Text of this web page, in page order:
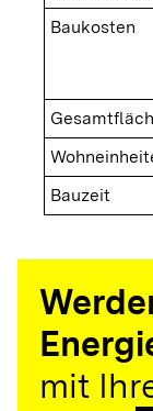
Baukosten
Bauzeit
mit